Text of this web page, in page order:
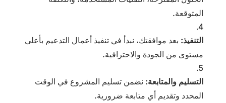
المتوقعة.
التنفيذ: بعد موافقتك، نبدأ في تنفيذ أعمال التدعيم بأعلى
مستوى من الجودة والاحترافية.
التسليم والمتابعة: نضمن تسليم المشروع في الوقت
المحدد وتقديم أي متابعة ضرورية.